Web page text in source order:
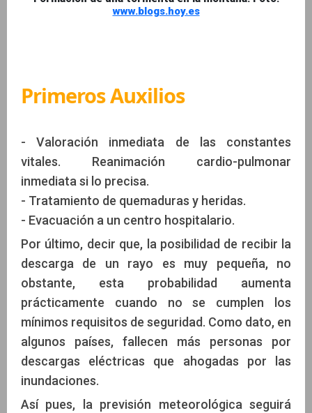
www.blogs.hoy.es
Primeros Auxilios
- Valoración inmediata de las constantes
vitales. Reanimación cardio-pulmonar
inmediata si lo precisa.
- Tratamiento de quemaduras y heridas.
- Evacuación a un centro hospitalario.
Por último, decir que, la posibilidad de recibir la
descarga de un rayo es muy pequeña, no
obstante, esta probabilidad aumenta
prácticamente cuando no se cumplen los
mínimos requisitos de seguridad. Como dato, en
algunos países, fallecen más personas por
descargas eléctricas que ahogadas por las
inundaciones.
Así pues, la previsión meteorológica seguirá